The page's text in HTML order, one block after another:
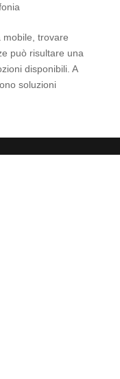
mobile, trovare
può risultare una
disponibili. A
soluzioni